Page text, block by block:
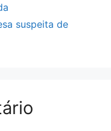
suspeita de